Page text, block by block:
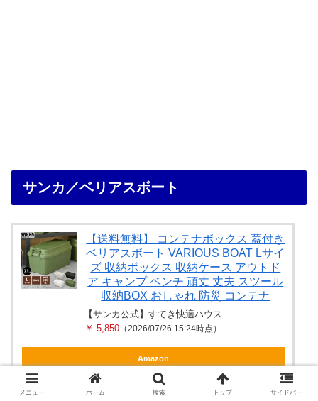
サンカ／ベリアスボート
【送料無料】 コンテナボックス 蓋付き
ベリアスボート VARIOUS BOAT Lサイ
ズ 収納ボックス 収納ケース アウトド
ア キャンプ ベンチ 頑丈 丈夫 スツール
収納BOX おしゃれ 防災 コンテナ
【サンカ公式】すてき快適ハウス
￥ 5,850 （2026/07/26 15:24時点）
Amazon
メニュー ホーム 検索 トップ サイドバー